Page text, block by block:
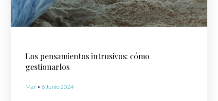
Los pensamientos intrusivos: cómo
gestionarlos
Mar 6 Junio 2024